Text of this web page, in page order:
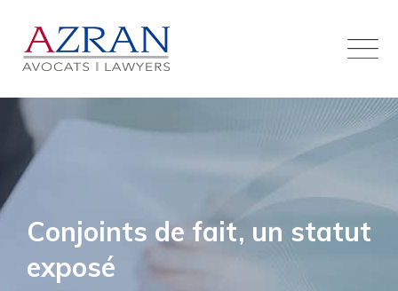
content
Conjoints de fait, un statut
exposé